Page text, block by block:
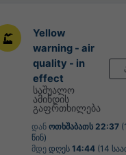
Yellow
warning - air
quality - in
effect
საშუალო
ამინდის
გაფრთხილება
დან ოთხშაბათს 22:37
წინ)
მდე დღეს 14:44 (14